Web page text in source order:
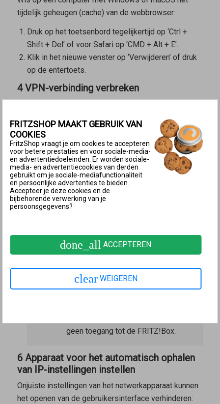
tijdelijk geheugen (cache) van de webbrowser:
Druk op het toetsenbord tegelijkertijd op ‘Ctrl +
Shift + Del’ of voor Safari op ‘CMD + Alt + E’.
Klik in het nieuwe venster op ‘Verwijderen’ of druk
op de entertoets.
4 VPN-verbinding verbreken
Privédoorgifte in iCloud
VPN) of een beveiligingssoftware met geïntegreerde
VPN (bijvoorbeeld Avast One, McAfee Total
Protection), kan de gebruikersinterface niet worden
geopend, omdat alle gegevensverkeer via de VPN-
verbinding naar de VPN-provider wordt gerouteerd:
Schakel de VPN-verbinding uit om de
gebruikersinterface te openen.
Koppel de FRITZ!Box gedurende 5 seconden los
Opmerking:De instellingen van de
geen toegang tot de FRITZ!Box.
6 Apparaat voor het automatisch ophalen
van IP-instellingen instellen
Onjuiste instellingen van het netwerkapparaat kunnen
het openen van de gebruikersinterface verhinderen:
FRITZSHOP MAAKT GEBRUIK VAN
COOKIES
FritzShop vraagt je om cookies te accepteren
voor betere prestaties en voor sociale-media-
en advertentiedoeleinden. Er worden sociale-
media- en advertentiecookies van derden
gebruikt om je sociale-mediafunctionaliteit
en persoonlijke advertenties te bieden.
Accepteer je deze cookies en de
bijbehorende verwerking van je
persoonsgegevens?
done_all ACCEPTEREN
clear WEIGEREN